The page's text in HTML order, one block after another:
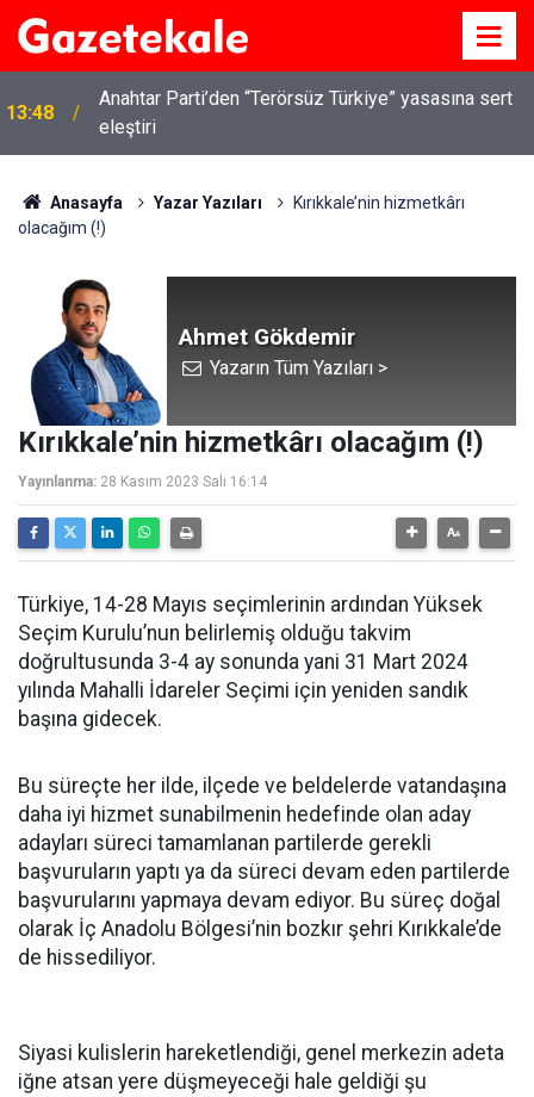
13:48
Anahtar Parti’den “Terörsüz Türkiye” yasasına sert
eleştiri
Anasayfa Yazar Yazıları
Kırıkkale’nin hizmetkârı
olacağım (!)
Ahmet Gökdemir
Yazarın Tüm Yazıları >
Kırıkkale’nin hizmetkârı olacağım (!)
Yayınlanma: 28 Kasım 2023 Salı 16:14
Türkiye, 14-28 Mayıs seçimlerinin ardından Yüksek
Seçim Kurulu’nun belirlemiş olduğu takvim
doğrultusunda 3-4 ay sonunda yani 31 Mart 2024
yılında Mahalli İdareler Seçimi için yeniden sandık
başına gidecek.
Bu süreçte her ilde, ilçede ve beldelerde vatandaşına
daha iyi hizmet sunabilmenin hedefinde olan aday
adayları süreci tamamlanan partilerde gerekli
başvuruların yaptı ya da süreci devam eden partilerde
başvurularını yapmaya devam ediyor. Bu süreç doğal
olarak İç Anadolu Bölgesi’nin bozkır şehri Kırıkkale’de
de hissediliyor.
Siyasi kulislerin hareketlendiği, genel merkezin adeta
iğne atsan yere düşmeyeceği hale geldiği şu